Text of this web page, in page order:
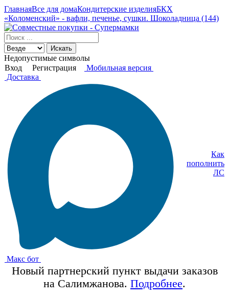
ГлавнаяВсе для домаКондитерские изделияБКХ
«Коломенский» - вафли, печенье, сушки. Шоколадница (144)
Искать
Недопустимые символы
Вход
Регистрация
Мобильная версия
Доставка
Макс бот
Как
пополнить
ЛС
Новый партнерский пункт выдачи заказов
на Салимжанова. Подробнее.